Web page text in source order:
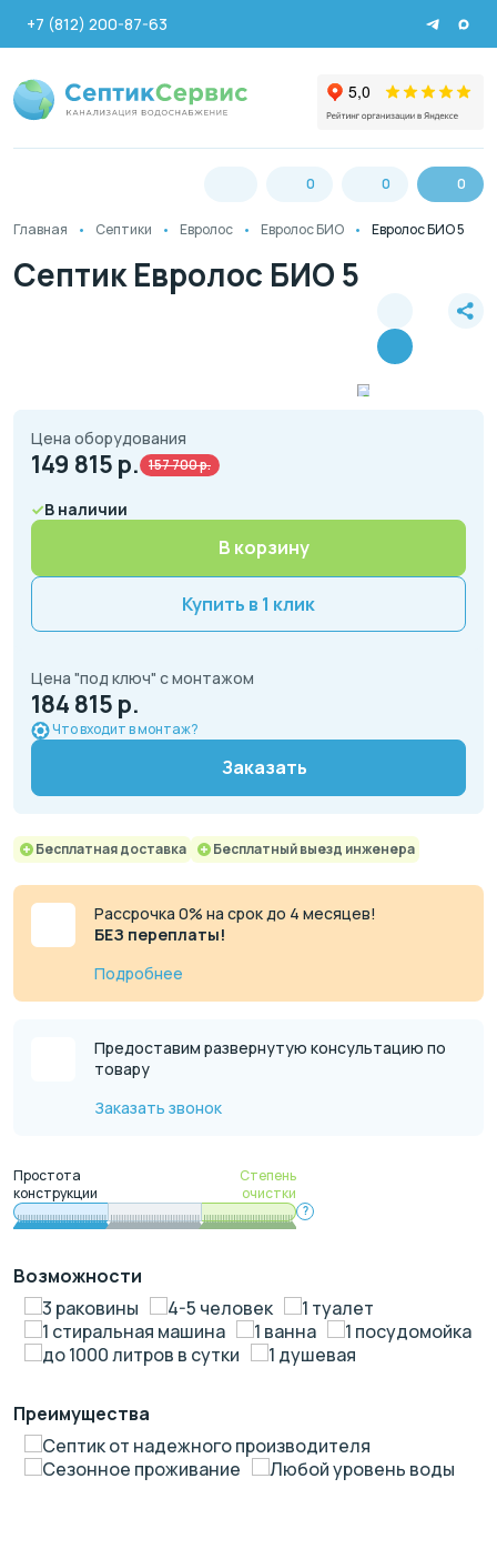
+7 (812) 200-87-63
0 0 0
Главная Септики Евролос Евролос БИО Евролос БИО 5
Септик Евролос БИО 5
Цена оборудования
149 815 р. 157 700 р.
В наличии
В корзину
Купить в 1 клик
Цена "под ключ" с монтажом
184 815 р.
Что входит в монтаж?
Заказать
Бесплатная доставка Бесплатный выезд инженера
Рассрочка 0% на срок до 4 месяцев!
БЕЗ переплаты!
Подробнее
Предоставим развернутую консультацию по
товару
Заказать звонок
Простота
конструкции
Степень
очистки
?
Возможности
3 раковины
4-5 человек
1 туалет
1 стиральная машина
1 ванна
1 посудомойка
до 1000 литров в сутки
1 душевая
Преимущества
Септик от надежного производителя
Сезонное проживание
Любой уровень воды